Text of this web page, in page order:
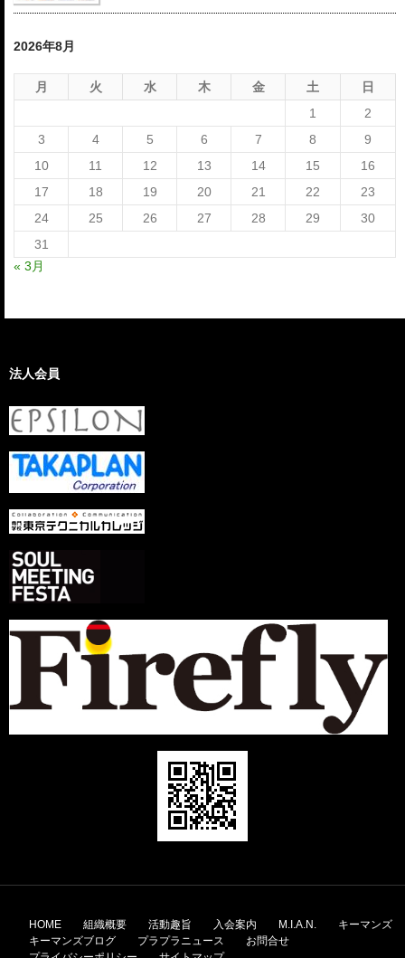
2026年8月
月 火 水 木 金 土
日
1
2
3
4 5 6 7 8
9
10
11 12 13 14 15
16
17
18 19 20 21 22
23
24
25 26 27 28 29
30
31
« 3月
法人会員
HOME 組織概要 活動趣旨 入会案内 M.I.A.N.
キーマンズ
キーマンズブログ
プラプラニュース
お問合せ